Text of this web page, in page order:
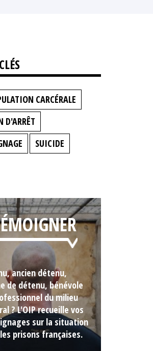
CARCÉRALE
D'ARRÊT
SUICIDE
ancien détenu,
de détenu, bénévole
du milieu
? L'OIP recueille vos
sur la situation
prisons françaises.